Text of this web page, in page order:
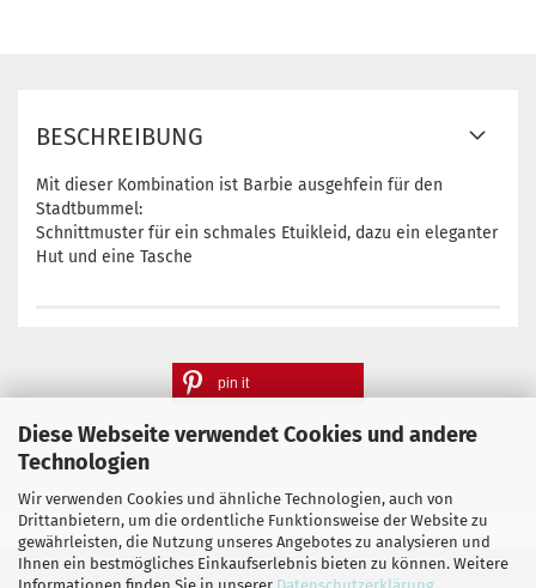
Diese Webseite verwendet Cookies und andere
Technologien
Wir verwenden Cookies und ähnliche Technologien, auch von
Drittanbietern, um die ordentliche Funktionsweise der Website zu
gewährleisten, die Nutzung unseres Angebotes zu analysieren und
Ihnen ein bestmögliches Einkaufserlebnis bieten zu können. Weitere
Informationen finden Sie in unserer Datenschutzerklärung
BESCHREIBUNG
Mit dieser Kombination ist Barbie ausgehfein für den
Stadtbummel:
Schnittmuster für ein schmales Etuikleid, dazu ein eleganter
Hut und eine Tasche
pin it